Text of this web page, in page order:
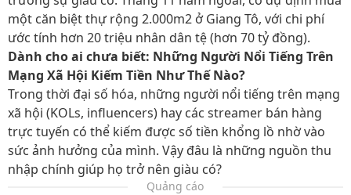
một căn biệt thự rộng 2.000m2 ở Giang Tô, với chi phí
ước tính hơn 20 triệu nhân dân tệ (hơn 70 tỷ đồng).
Dành cho ai chưa biết: Những Người Nổi Tiếng Trên
Mạng Xã Hội Kiếm Tiền Như Thế Nào?
Trong thời đại số hóa, những người nổi tiếng trên mạng
xã hội (KOLs, influencers) hay các streamer bán hàng
trực tuyến có thể kiếm được số tiền khổng lồ nhờ vào
sức ảnh hưởng của mình. Vậy đâu là những nguồn thu
nhập chính giúp họ trở nên giàu có?
Quảng cáo